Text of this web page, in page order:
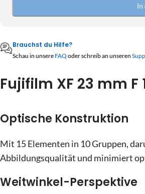
24 25
Heute
27 28 29 30
10 11 12 13
24 25 26 27
31 1
Heute Löschen
In
Brauchst du Hilfe?
Schau in unsere FAQ oder schreib an unseren
Fujifilm XF 23 mm F
Optische Konstruktion
Mit 15 Elementen in 10 Gruppen,
Abbildungsqualität und minimiert
Weitwinkel-Perspektive